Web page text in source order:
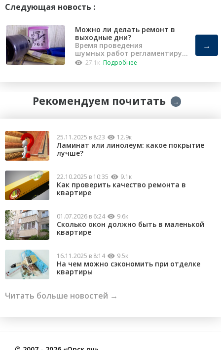
Следующая новость :
Можно ли делать ремонт в
выходные дни?
Время проведения
шумных работ регламентирует
«Закон о тишине».
27.1к Подробнее
→
Рекомендуем почитать →
25.11.2025 в 8:23 12.9к
Ламинат или линолеум: какое покрытие
лучше?
22.10.2025 в 10:35 9.1к
Как проверить качество ремонта в
квартире
01.07.2026 в 6:24 9.6к
Сколько окон должно быть в маленькой
квартире
16.11.2025 в 8:14 9.5к
На чем можно сэкономить при отделке
квартиры
Читать больше новостей →